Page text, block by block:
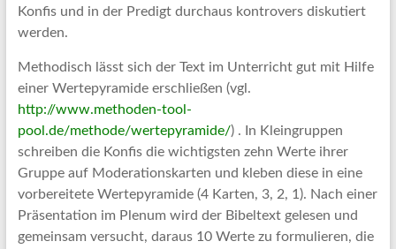
Konfis und in der Predigt durchaus kontrovers diskutiert
werden.
Methodisch lässt sich der Text im Unterricht gut mit Hilfe
einer Wertepyramide erschließen (vgl.
http://www.methoden-tool-
pool.de/methode/wertepyramide/) . In Kleingruppen
schreiben die Konfis die wichtigsten zehn Werte ihrer
Gruppe auf Moderationskarten und kleben diese in eine
vorbereitete Wertepyramide (4 Karten, 3, 2, 1). Nach einer
Präsentation im Plenum wird der Bibeltext gelesen und
gemeinsam versucht, daraus 10 Werte zu formulieren, die